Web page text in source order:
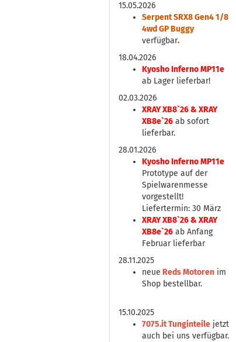
15.05.2026
Serpent SRX8 Gen4 1/8
4wd GP Buggy
verfügbar.
18.04.2026
Kyosho Inferno MP11e
ab Lager lieferbar!
02.03.2026
XRAY XB8`26 & XRAY
XB8e`26 ab sofort
lieferbar.
28.01.2026
Kyosho Inferno MP11e
Prototype auf der
Spielwarenmesse
vorgestellt!
Liefertermin: 30 März
XRAY XB8`26 & XRAY
XB8e`26 ab Anfang
Februar lieferbar
28.11.2025
neue Reds Motoren im
Shop bestellbar.
15.10.2025
7075.it Tunginteile jetzt
auch bei uns verfügbar.